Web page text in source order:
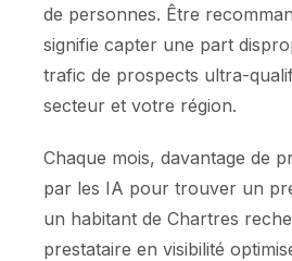
de personnes. Être
signifie capter une part
trafic de prospects ultra-
secteur et votre région.
Chaque mois, davantage de
par les IA pour trouver un
un habitant de Chartres
prestataire en visibilité